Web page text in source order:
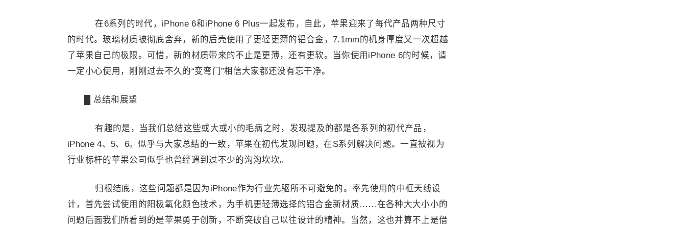
在6系列的时代，iPhone 6和iPhone 6 Plus一起发布，自此，苹果迎来了每代产品两种尺寸
的时代。玻璃材质被彻底舍弃，新的后壳使用了更轻更薄的铝合金，7.1mm的机身厚度又一次超越
了苹果自己的极限。可惜，新的材质带来的不止是更薄，还有更软。当你使用iPhone 6的时候，请
一定小心使用，刚刚过去不久的“变弯门”相信大家都还没有忘干净。
█ 总结和展望
有趣的是，当我们总结这些或大或小的毛病之时，发现提及的都是各系列的初代产品，
iPhone 4、5、6。似乎与大家总结的一致，苹果在初代发现问题，在S系列解决问题。一直被视为
行业标杆的苹果公司似乎也曾经遇到过不少的沟沟坎坎。
归根结底，这些问题都是因为iPhone作为行业先驱所不可避免的。率先使用的中框天线设
计，首先尝试使用的阳极氧化颜色技术，为手机更轻薄选择的铝合金新材质……在各种大大小小的
问题后面我们所看到的是苹果勇于创新，不断突破自己以往设计的精神。当然，这也并算不上是借